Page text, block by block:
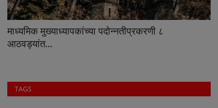
माध्यमिक मुख्याध्यापकांच्या पदोन्नतीप्रकरणी ८
आठवड्यांत...
TAGS